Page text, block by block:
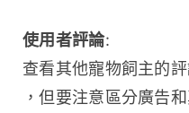
使用者評論:
查看其他寵物飼主的
，但要注意區分廣告